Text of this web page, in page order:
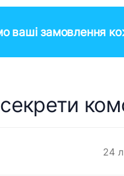
ваші замовлення
24